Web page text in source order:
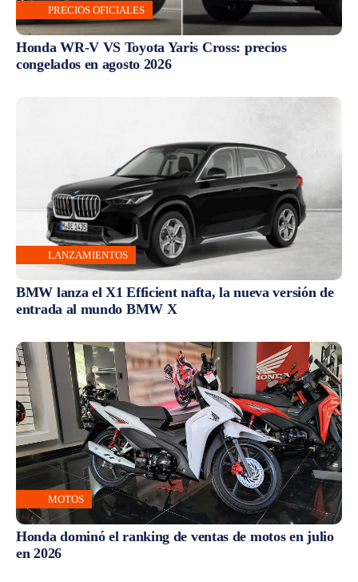
PRECIOS OFICIALES
Honda WR-V VS Toyota Yaris Cross: precios
congelados en agosto 2026
LANZAMIENTOS
BMW lanza el X1 Efficient nafta, la nueva versión de
entrada al mundo BMW X
MOTOS
Honda dominó el ranking de ventas de motos en julio
en 2026